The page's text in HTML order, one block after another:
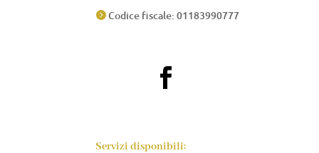
 Codice fiscale: 01183990777

Servizi disponibili: